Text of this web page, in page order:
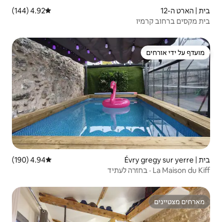
דירוג ממוצע של 4.94 מתוך 5, 190 ביקורות
4.94 (190)